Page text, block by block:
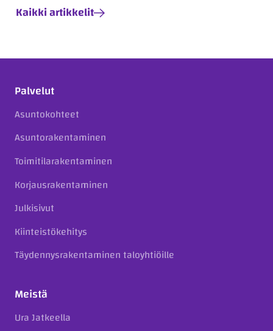
Kaikki artikkelit
Palvelut
Asuntokohteet
Asuntorakentaminen
Toimitilarakentaminen
Korjausrakentaminen
Julkisivut
Kiinteistökehitys
Täydennysrakentaminen taloyhtiöille
Meistä
Ura Jatkeella